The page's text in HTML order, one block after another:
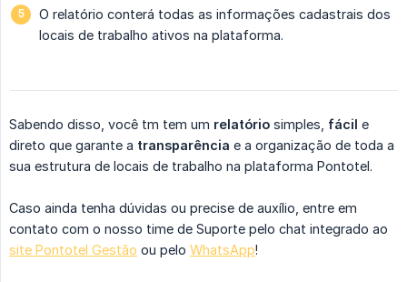
O relatório conterá todas as informações cadastrais dos
locais de trabalho ativos na plataforma.
Sabendo disso, você tm tem um relatório simples, fácil e
direto que garante a transparência e a organização de toda a
sua estrutura de locais de trabalho na plataforma Pontotel.
Caso ainda tenha dúvidas ou precise de auxílio, entre em
contato com o nosso time de Suporte pelo chat integrado ao
site Pontotel Gestão ou pelo WhatsApp!